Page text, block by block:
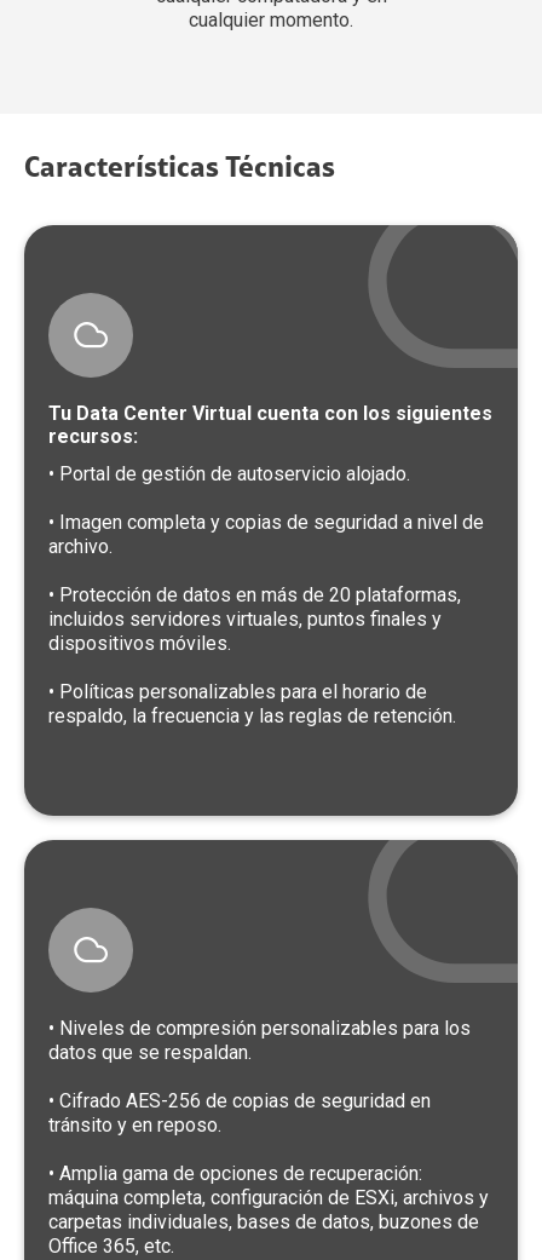
cualquier momento.
Características Técnicas
Tu Data Center Virtual cuenta con los siguientes
recursos:
• Portal de gestión de autoservicio alojado.
• Imagen completa y copias de seguridad a nivel de
archivo.
• Protección de datos en más de 20 plataformas,
incluidos servidores virtuales, puntos finales y
dispositivos móviles.
• Políticas personalizables para el horario de
respaldo, la frecuencia y las reglas de retención.
• Niveles de compresión personalizables para los
datos que se respaldan.
• Cifrado AES-256 de copias de seguridad en
tránsito y en reposo.
• Amplia gama de opciones de recuperación:
máquina completa, configuración de ESXi, archivos y
carpetas individuales, bases de datos, buzones de
Office 365, etc.